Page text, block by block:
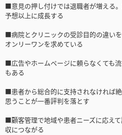
■意見の押し付けでは退職者が増える
予想以上に成長する
■病院とクリニックの受診目的の違い
オンリーワンを求めている
■広告やホームページに頼らなくても
もある
■患者から総合的に支持されなければ
思うことが一番評判を落とす
■顧客管理で地域や患者ニーズに応え
収につながる